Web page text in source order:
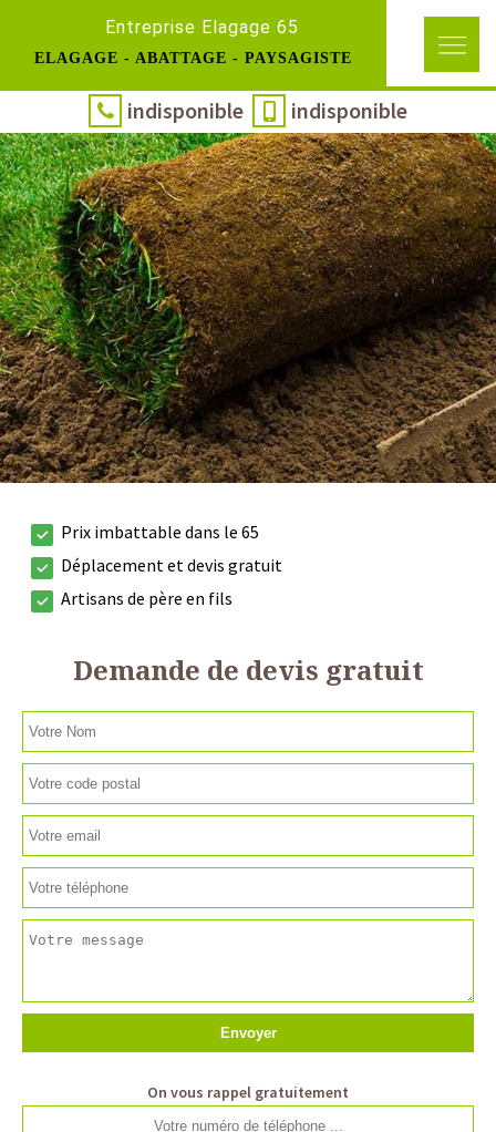
Entreprise Elagage 65
ELAGAGE - ABATTAGE - PAYSAGISTE
indisponible indisponible
Prix imbattable dans le 65
Déplacement et devis gratuit
Artisans de père en fils
Demande de devis gratuit
On vous rappel gratuitement